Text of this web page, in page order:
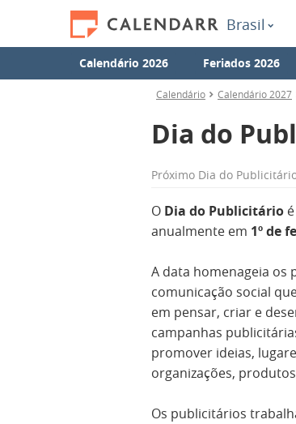
Brasil
Calendário 2026 Feriados 2026
Calendário Calendário 2027
Dia do
Próximo Dia do
O Dia do Publicitário
anualmente em 1º de
A data homenageia os
comunicação social
em pensar, criar e
campanhas
promover ideias,
organizações,
Os publicitários